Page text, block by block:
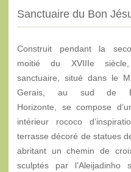
Sanctuaire du Bon
Construit pendant la
moitié du XVIIIe
sanctuaire, situé dans le
Gerais, au sud de
Horizonte, se compose
intérieur rococo
terrasse décoré de statues
abritant un chemin de
sculptés par